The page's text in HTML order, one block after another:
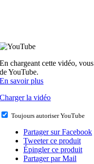
En chargeant cette vidéo,
de YouTube.
En savoir plus
Charger la vidéo
Toujours autoriser YouTube
Partager sur Facebook
Tweeter ce produit
Épingler ce produit
Partager par Mail